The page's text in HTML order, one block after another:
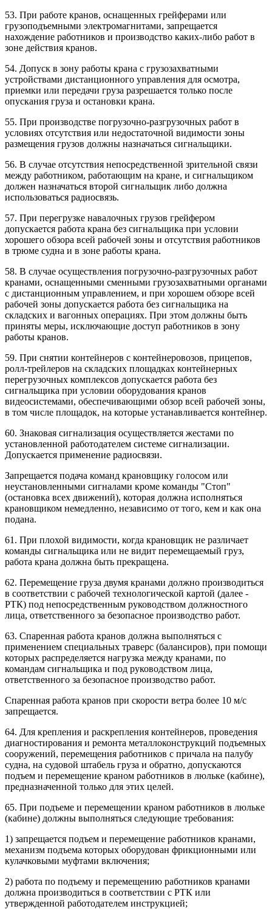
53. При работе кранов, оснащенных грейферами или
грузоподъемными электромагнитами, запрещается
нахождение работников и производство каких-либо работ в
зоне действия кранов.
54. Допуск в зону работы крана с грузозахватными
устройствами дистанционного управления для осмотра,
приемки или передачи груза разрешается только после
опускания груза и остановки крана.
55. При производстве погрузочно-разгрузочных работ в
условиях отсутствия или недостаточной видимости зоны
размещения грузов должны назначаться сигнальщики.
56. В случае отсутствия непосредственной зрительной связи
между работником, работающим на кране, и сигнальщиком
должен назначаться второй сигнальщик либо должна
использоваться радиосвязь.
57. При перегрузке навалочных грузов грейфером
допускается работа крана без сигнальщика при условии
хорошего обзора всей рабочей зоны и отсутствия работников
в трюме судна и в зоне работы крана.
58. В случае осуществления погрузочно-разгрузочных работ
кранами, оснащенными сменными грузозахватными органами
с дистанционным управлением, и при хорошем обзоре всей
рабочей зоны допускается работа без сигнальщика на
складских и вагонных операциях. При этом должны быть
приняты меры, исключающие доступ работников в зону
работы кранов.
59. При снятии контейнеров с контейнеровозов, прицепов,
ролл-трейлеров на складских площадках контейнерных
перегрузочных комплексов допускается работа без
сигнальщика при условии оборудования кранов
видеосистемами, обеспечивающими обзор всей рабочей зоны,
в том числе площадок, на которые устанавливается контейнер.
60. Знаковая сигнализация осуществляется жестами по
установленной работодателем системе сигнализации.
Допускается применение радиосвязи.
Запрещается подача команд крановщику голосом или
неустановленными сигналами кроме команды "Стоп"
(остановка всех движений), которая должна исполняться
крановщиком немедленно, независимо от того, кем и как она
подана.
61. При плохой видимости, когда крановщик не различает
команды сигнальщика или не видит перемещаемый груз,
работа крана должна быть прекращена.
62. Перемещение груза двумя кранами должно производиться
в соответствии с рабочей технологической картой (далее -
РТК) под непосредственным руководством должностного
лица, ответственного за безопасное производство работ.
63. Спаренная работа кранов должна выполняться с
применением специальных траверс (балансиров), при помощи
которых распределяется нагрузка между кранами, по
командам сигнальщика и под руководством лица,
ответственного за безопасное производство работ.
Спаренная работа кранов при скорости ветра более 10 м/с
запрещается.
64. Для крепления и раскрепления контейнеров, проведения
диагностирования и ремонта металлоконструкций подъемных
сооружений, перемещения работников с причала на палубу
судна, на судовой штабель груза и обратно, допускаются
подъем и перемещение краном работников в люльке (кабине),
предназначенной только для этих целей.
65. При подъеме и перемещении краном работников в люльке
(кабине) должны выполняться следующие требования:
1) запрещается подъем и перемещение работников кранами,
механизм подъема которых оборудован фрикционными или
кулачковыми муфтами включения;
2) работа по подъему и перемещению работников кранами
должна производиться в соответствии с РТК или
утвержденной работодателем инструкцией;